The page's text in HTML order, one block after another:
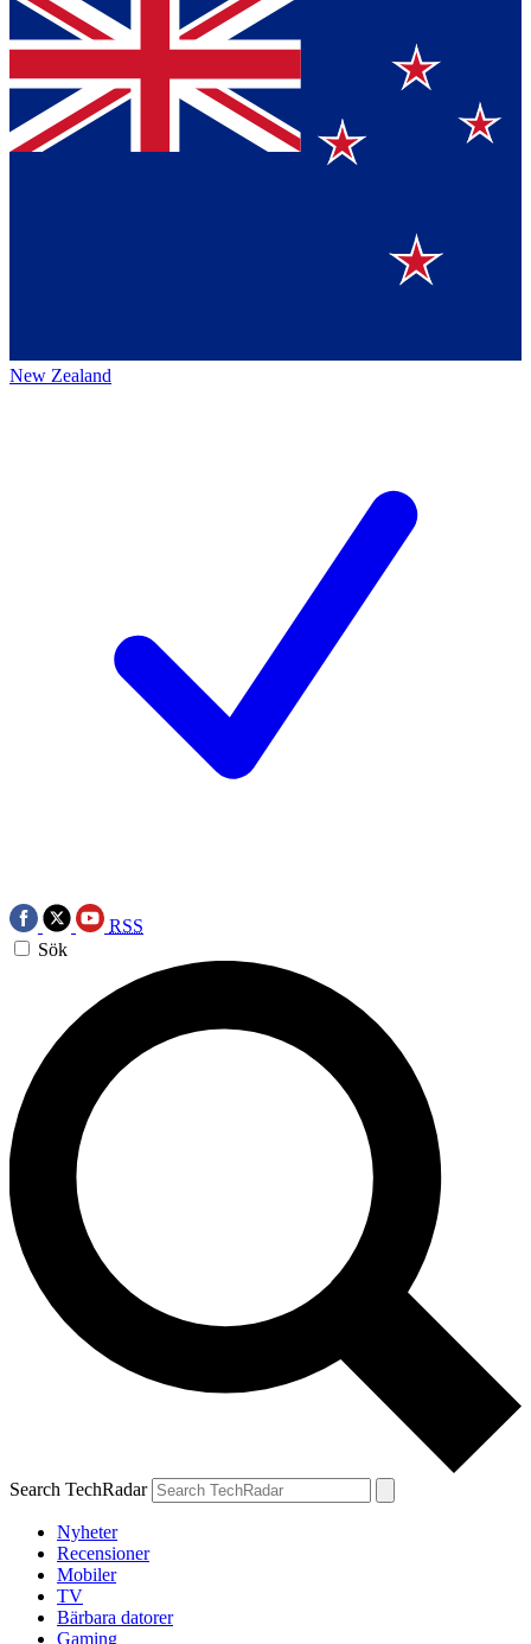
New Zealand
RSS
Sök
Search TechRadar
Nyheter
Recensioner
Mobiler
TV
Bärbara datorer
Gaming